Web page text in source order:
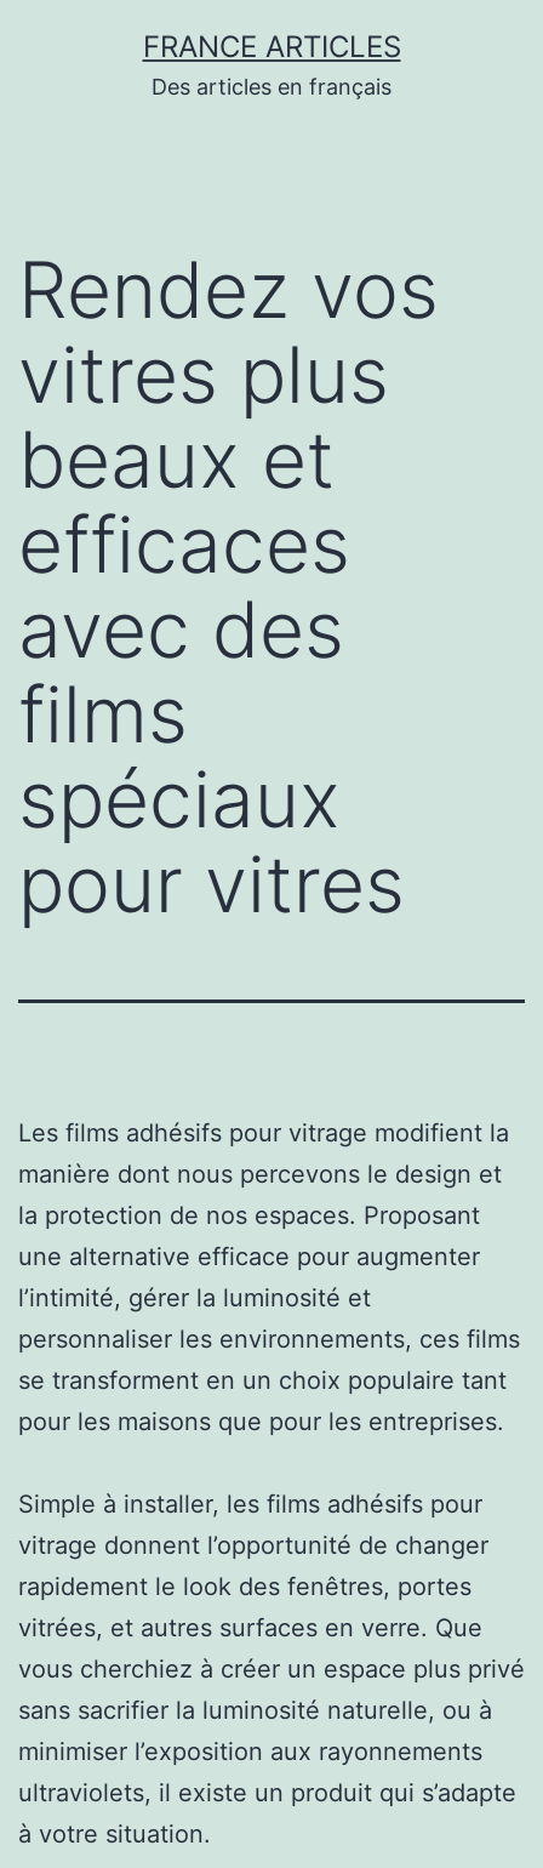
FRANCE ARTICLES
Des articles en français
Rendez vos
vitres plus
beaux et
efficaces
avec des
films
spéciaux
pour vitres
Les films adhésifs pour vitrage modifient la
manière dont nous percevons le design et
la protection de nos espaces. Proposant
une alternative efficace pour augmenter
l’intimité, gérer la luminosité et
personnaliser les environnements, ces films
se transforment en un choix populaire tant
pour les maisons que pour les entreprises.
Simple à installer, les films adhésifs pour
vitrage donnent l’opportunité de changer
rapidement le look des fenêtres, portes
vitrées, et autres surfaces en verre. Que
vous cherchiez à créer un espace plus privé
sans sacrifier la luminosité naturelle, ou à
minimiser l’exposition aux rayonnements
ultraviolets, il existe un produit qui s’adapte
à votre situation.